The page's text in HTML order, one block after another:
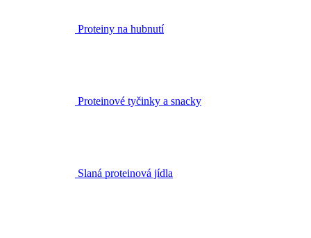
Proteiny na hubnutí
Proteinové tyčinky a snacky
Slaná proteinová jídla